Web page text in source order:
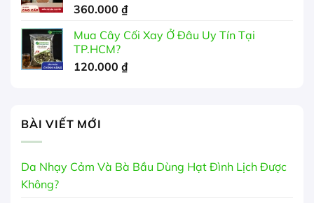
360.000 ₫
Mua Cây Cối Xay Ở Đâu Uy Tín Tại
TP.HCM?
120.000 ₫
BÀI VIẾT MỚI
Da Nhạy Cảm Và Bà Bầu Dùng Hạt Đình Lịch Được
Không?